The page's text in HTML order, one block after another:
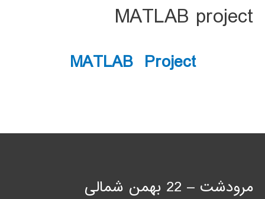
MATLAB project
MATLAB Project
مرودشت – 22 بهمن شمالی